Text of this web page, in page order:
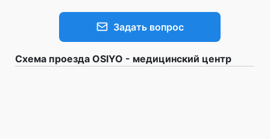
Задать вопрос
Схема проезда OSIYO - медицинский центр